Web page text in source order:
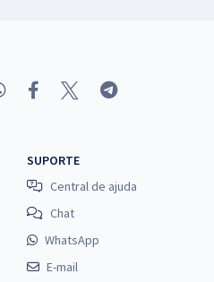
SUPORTE
Central de ajuda
Chat
WhatsApp
E-mail